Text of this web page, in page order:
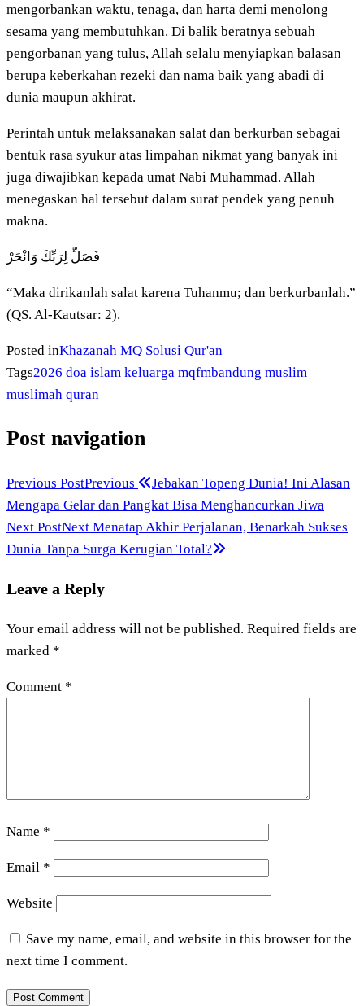
mengorbankan waktu, tenaga, dan harta demi menolong
sesama yang membutuhkan. Di balik beratnya sebuah
pengorbanan yang tulus, Allah selalu menyiapkan balasan
berupa keberkahan rezeki dan nama baik yang abadi di
dunia maupun akhirat.
Perintah untuk melaksanakan salat dan berkurban sebagai
bentuk rasa syukur atas limpahan nikmat yang banyak ini
juga diwajibkan kepada umat Nabi Muhammad. Allah
menegaskan hal tersebut dalam surat pendek yang penuh
makna.
فَصَلِّ لِرَبِّكَ وَانْحَرْ
“Maka dirikanlah salat karena Tuhanmu; dan berkurbanlah.”
(QS. Al-Kautsar: 2).
Posted inKhazanah MQ Solusi Qur'an
Tags2026 doa islam keluarga mqfmbandung muslim
muslimah quran
Post navigation
Previous PostPrevious
Jebakan Topeng Dunia! Ini Alasan
Mengapa Gelar dan Pangkat Bisa Menghancurkan Jiwa
Next PostNext Menatap Akhir Perjalanan, Benarkah Sukses
Dunia Tanpa Surga Kerugian Total?
Leave a Reply
Your email address will not be published. Required fields are
marked *
Comment *
Name *
Email *
Website
Save my name, email, and website in this browser for the
next time I comment.